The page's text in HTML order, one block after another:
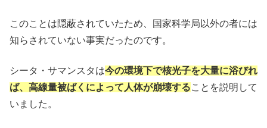
このことは隠蔽されていたため、国家科学局以外の者には
知らされていない事実だったのです。
シータ・サマンスタは今の環境下で核光子を大量に浴びれ
ば、高線量被ばくによって人体が崩壊することを説明して
いました。